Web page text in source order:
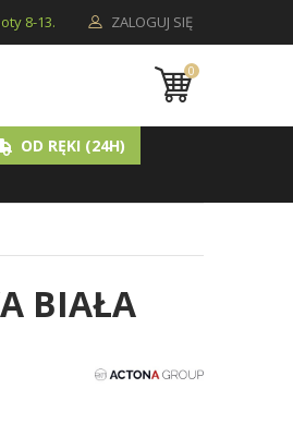
ZALOGUJ SIĘ
8-13.
0
OD RĘKI (24H)
BIAŁA